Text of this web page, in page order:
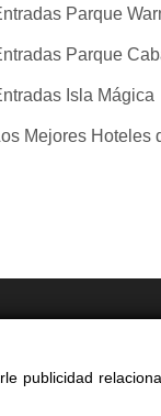
Parque
Parque
Isla Mágica
Mejores Hoteles
Network
de nuestra
publicidad